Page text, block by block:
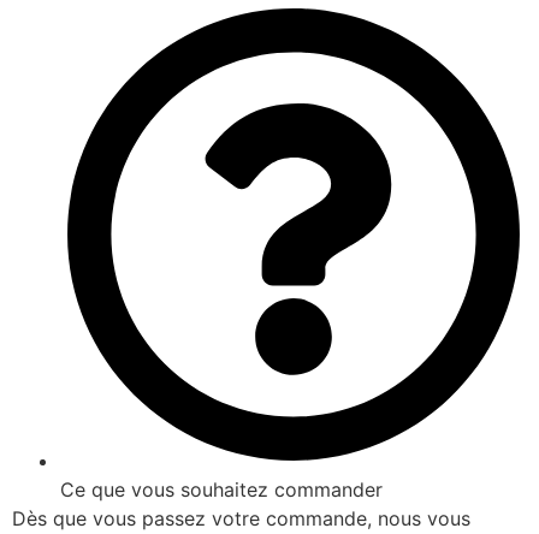
Ce que vous souhaitez commander
Dès que vous passez votre commande, nous vous